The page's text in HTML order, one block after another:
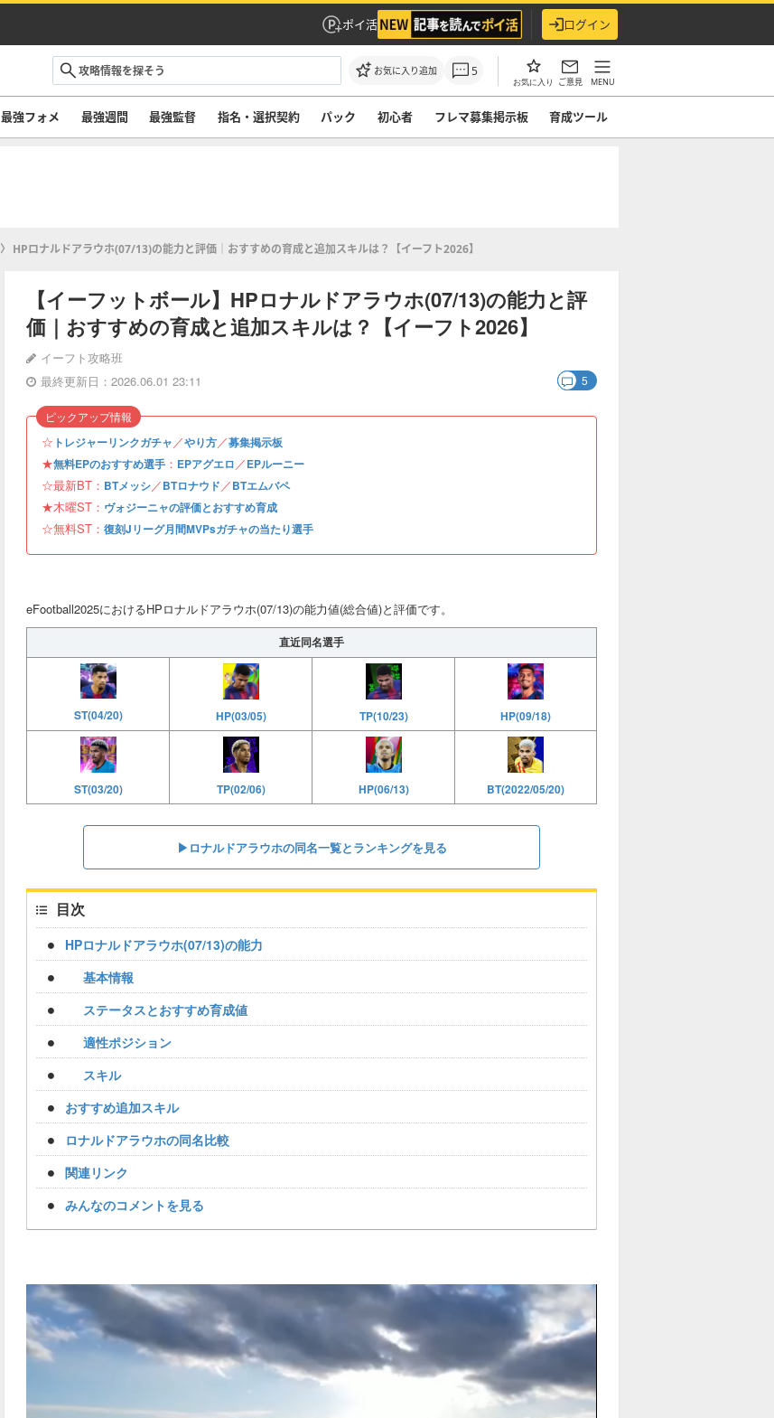
ポイ活 ログイン
お気に入り追加 5
お気に入り ご意見 MENU
最強フォメ 最強週間 最強監督 指名・選択契約 パック 初心者 フレマ募集掲示板 育成ツール
HPロナルドアラウホ(07/13)の能力と評価｜おすすめの育成と追加スキルは？【イーフト2026】
【イーフットボール】HPロナルドアラウホ(07/13)の能力と評
価｜おすすめの育成と追加スキルは？【イーフト2026】
イーフト攻略班
最終更新日：2026.06.01 23:11
5
☆ トレジャーリンクガチャ／やり方／募集掲示板
★無料EPのおすすめ選手 ： EPアグエロ／EPルーニー
☆最新BT： BTメッシ／BTロナウド／BTエムバペ
★木曜ST： ヴォジーニャの評価とおすすめ育成
☆無料ST： 復刻Jリーグ月間MVPsガチャの当たり選手
ピックアップ情報
eFootball2025におけるHPロナルドアラウホ(07/13)の能力値(総合値)と評価です。
直近同名選手
ST(04/20) HP(03/05) TP(10/23) HP(09/18)
ST(03/20) TP(02/06) HP(06/13) BT(2022/05/20)
▶︎ロナルドアラウホの同名一覧とランキングを見る
目次
HPロナルドアラウホ(07/13)の能力
基本情報
ステータスとおすすめ育成値
適性ポジション
スキル
おすすめ追加スキル
ロナルドアラウホの同名比較
関連リンク
みんなのコメントを見る